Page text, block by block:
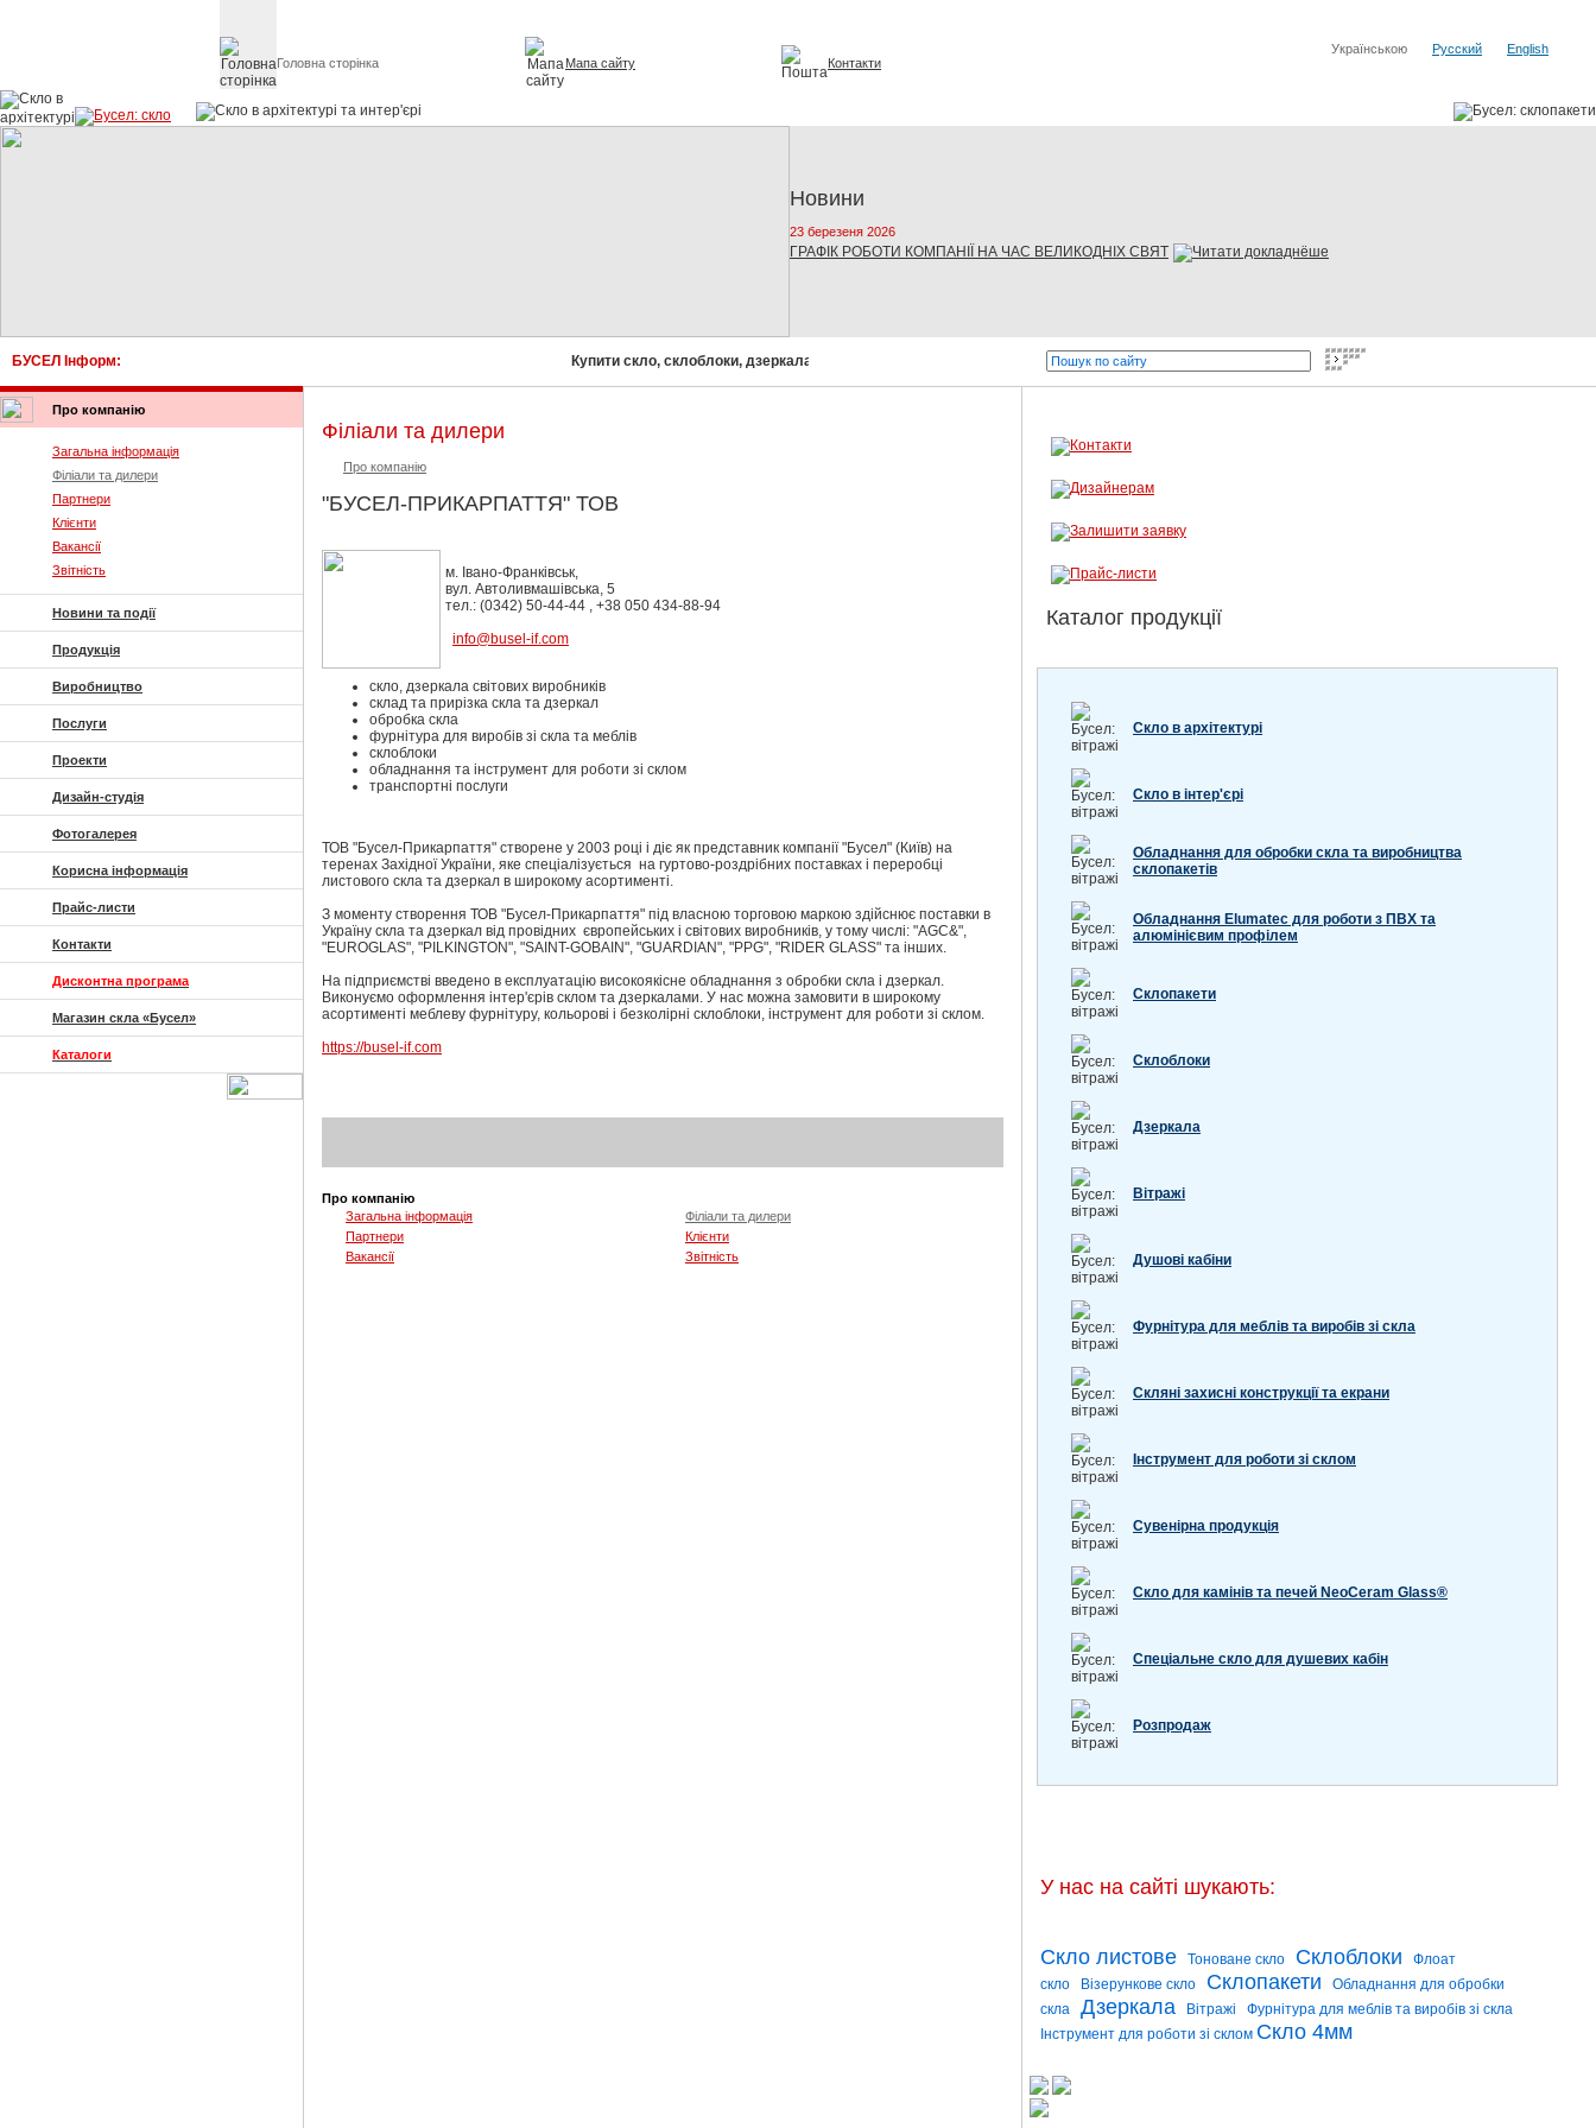
Головна сторінка Мапа сайту Контакти
Українською Русский English
Новини
23 березеня 2026
ГРАФІК РОБОТИ КОМПАНІЇ НА ЧАС ВЕЛИКОДНІХ СВЯТ
БУСЕЛ Інформ: Купити скло, склоблоки, дзеркала, склопакети! Бусел - скло від світових виробників Бусел - різка скла, обробка скла,
Про компанію
Загальна інформація
Філіали та дилери
Партнери
Клієнти
Вакансії
Звітність
Новини та події
Продукція
Виробництво
Послуги
Проекти
Дизайн-студія
Фотогалерея
Корисна інформація
Прайс-листи
Контакти
Дисконтна програма
Магазин скла «Бусел»
Каталоги
Філіали та дилери
Про компанію
"БУСЕЛ-ПРИКАРПАТТЯ" ТОВ
м. Івано-Франківськ,
вул. Автоливмашівська, 5
тел.: (0342) 50-44-44 , +38 050 434-88-94
info@busel-if.com
скло, дзеркала світових виробників
склад та прирізка скла та дзеркал
обробка скла
фурнітура для виробів зі скла та меблів
склоблоки
обладнання та інструмент для роботи зі склом
транспортні послуги
ТОВ "Бусел-Прикарпаття" створене у 2003 році і діє як представник компанії "Бусел" (Київ) на
теренах Західної України, яке спеціалізується на гуртово-роздрібних поставках і переробці
листового скла та дзеркал в широкому асортименті.
З моменту створення ТОВ "Бусел-Прикарпаття" під власною торговою маркою здійснює поставки в
Україну скла та дзеркал від провідних європейських і світових виробників, у тому числі: "AGC&",
"EUROGLAS", "PILKINGTON", "SAINT-GOBAIN", "GUARDIAN", "PPG", "RIDER GLASS" та інших.
На підприємстві введено в експлуатацію високоякісне обладнання з обробки скла і дзеркал.
Виконуємо оформлення інтер'єрів склом та дзеркалами. У нас можна замовити в широкому
асортименті меблеву фурнітуру, кольорові і безколірні склоблоки, інструмент для роботи зі склом.
https://busel-if.com
Про компанію
Загальна інформація
Філіали та дилери
Партнери
Клієнти
Вакансії
Звітність
Каталог продукції
Скло в архітектурі
Скло в інтер'єрі
Обладнання для обробки скла та виробництва
склопакетів
Обладнання Elumatec для роботи з ПВХ та
алюмінієвим профілем
Склопакети
Склоблоки
Дзеркала
Вітражі
Душові кабіни
Фурнітура для меблів та виробів зі скла
Скляні захисні конструкції та екрани
Інструмент для роботи зі склом
Сувенірна продукція
Скло для камінів та печей NeoCeram Glass®
Спеціальне скло для душевих кабін
Розпродаж
У нас на сайті шукають:
Скло листове Тоноване скло Склоблоки
Флоат
скло
Візерункове скло Склопакети
Обладнання для обробки
скла
Дзеркала Вітражі
Фурнітура для меблів та виробів зі скла
Інструмент для роботи зі склом Скло 4мм